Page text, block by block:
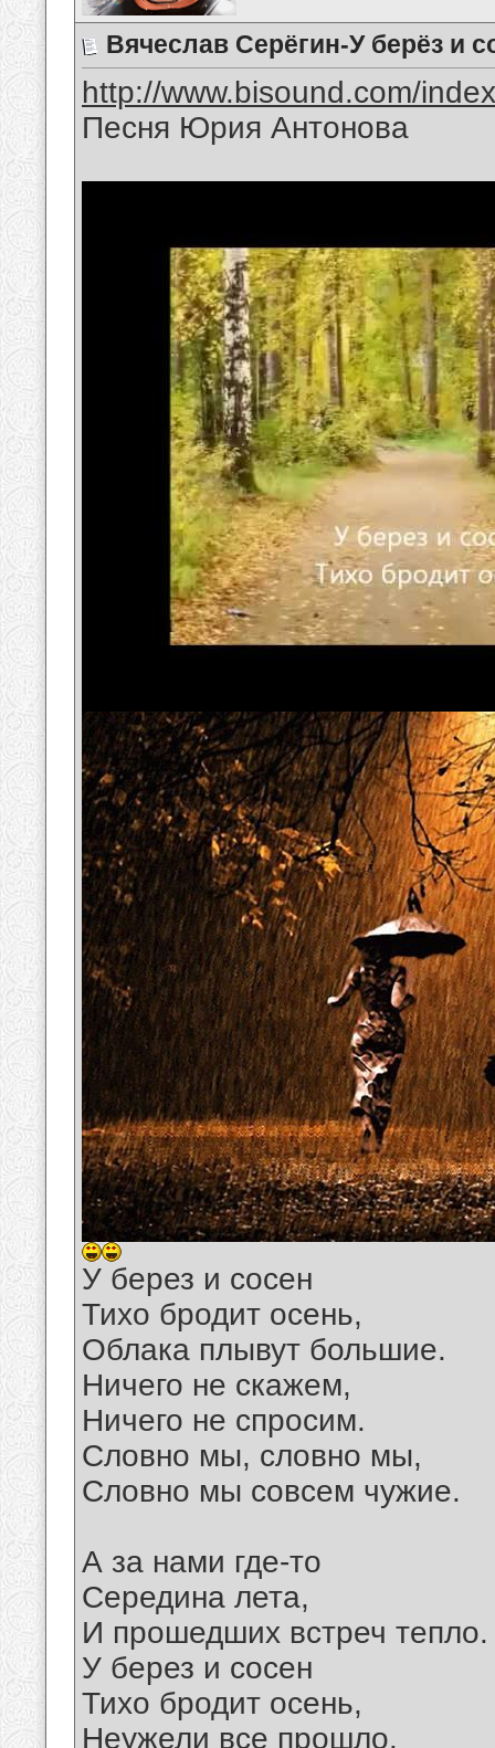
Вячеслав Серёгин-У берёз и
http://www.bisound.com/
Песня Юрия Антонова
У берез и сосен
Тихо бродит осень,
Облака плывут большие.
Ничего не скажем,
Ничего не спросим.
Словно мы, словно мы,
Словно мы совсем чужие.
А за нами где-то
Середина лета,
И прошедших встреч тепло.
У берез и сосен
Тихо бродит осень,
Неужели все прошло.